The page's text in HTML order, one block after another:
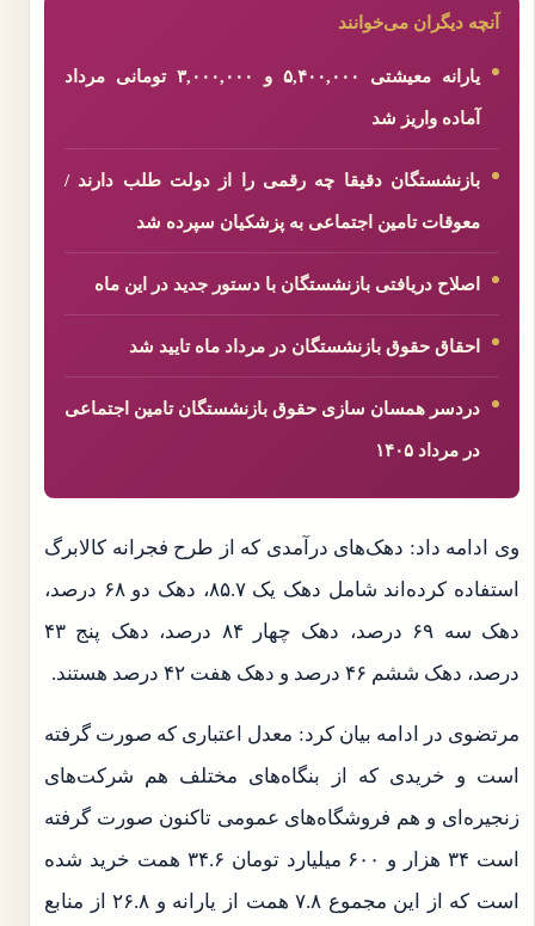
آنچه دیگران می‌خوانند
یارانه معیشتی ۵,۴۰۰,۰۰۰ و ۳,۰۰۰,۰۰۰ تومانی مرداد
آماده واریز شد
بازنشستگان دقیقا چه رقمی را از دولت طلب دارند /
معوقات تامین اجتماعی به پزشکیان سپرده شد
اصلاح دریافتی بازنشستگان با دستور جدید در این ماه
احقاق حقوق بازنشستگان در مرداد ماه تایید شد
دردسر همسان سازی حقوق بازنشستگان تامین اجتماعی
در مرداد ۱۴۰۵
وی ادامه داد: دهک‌های درآمدی که از طرح فجرانه کالابرگ
استفاده کرده‌اند شامل دهک یک ۸۵.۷، دهک دو ۶۸ درصد،
دهک سه ۶۹ درصد، دهک چهار ۸۴ درصد، دهک پنج ۴۳
درصد، دهک ششم ۴۶ درصد و دهک هفت ۴۲ درصد هستند.
مرتضوی در ادامه بیان کرد: معدل اعتباری که صورت گرفته
است و خریدی که از بنگاه‌های مختلف هم شرکت‌های
زنجیره‌ای و هم فروشگاه‌های عمومی تاکنون صورت گرفته
است ۳۴ هزار و ۶۰۰ میلیارد تومان ۳۴.۶ همت خرید شده
است که از این مجموع ۷.۸ همت از یارانه و ۲۶.۸ از منابع